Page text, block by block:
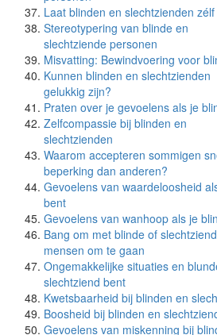
Laat blinden en slechtzienden
Stereotypering van blinde en
slechtziende personen
Misvatting: Bewindvoering voor
Kunnen blinden en slechtzienden
gelukkig zijn?
Praten over je gevoelens als je
Zelfcompassie bij blinden en
slechtzienden
Waarom accepteren sommigen
beperking dan anderen?
Gevoelens van waardeloosheid
bent
Gevoelens van wanhoop als je
Bang om met blinde of
mensen om te gaan
Ongemakkelijke situaties en
slechtziend bent
Kwetsbaarheid bij blinden en
Boosheid bij blinden en
Gevoelens van miskenning bij